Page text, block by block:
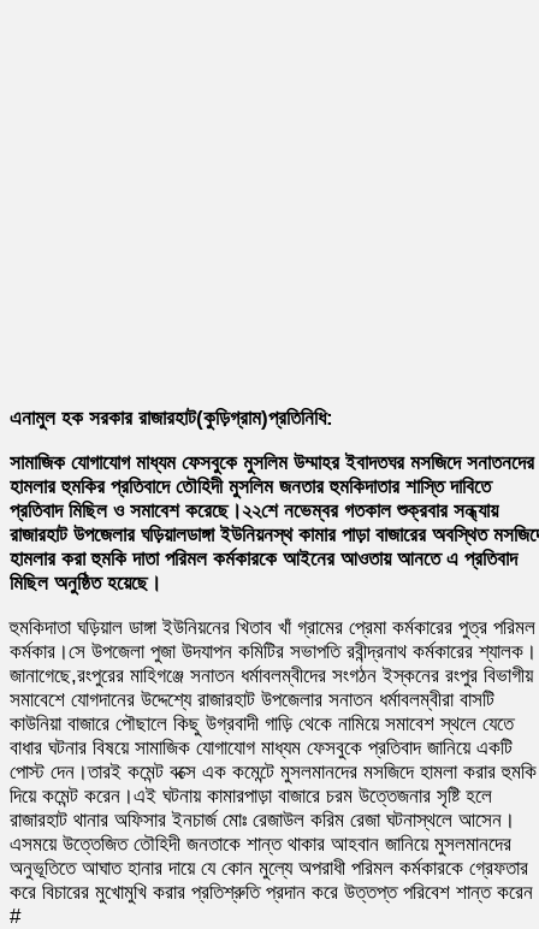
এনামুল হক সরকার রাজারহাট(কুড়িগ্রাম)প্রতিনিধি:
সামাজিক যোগাযোগ মাধ্যম ফেসবুকে মুসলিম উম্মাহর ইবাদতঘর মসজিদে সনাতনদের
হামলার হুমকির প্রতিবাদে তৌহিদী মুসলিম জনতার হুমকিদাতার শাস্তি দাবিতে
প্রতিবাদ মিছিল ও সমাবেশ করেছে।২২শে নভেম্বর গতকাল শুক্রবার সন্ধ্যায়
রাজারহাট উপজেলার ঘড়িয়ালডাঙ্গা ইউনিয়নস্থ কামার পাড়া বাজারের অবস্থিত
হামলার করা হুমকি দাতা পরিমল কর্মকারকে আইনের আওতায় আনতে এ প্রতিবাদ
মিছিল অনুষ্ঠিত হয়েছে।
হুমকিদাতা ঘড়িয়াল ডাঙ্গা ইউনিয়নের খিতাব খাঁ গ্রামের প্রেমা কর্মকারের পুত্র পরিমল
কর্মকার।সে উপজেলা পুজা উদযাপন কমিটির সভাপতি রবীন্দ্রনাথ কর্মকারের শ্যালক।
জানাগেছে,রংপুরের মাহিগঞ্জে সনাতন ধর্মাবলম্বীদের সংগঠন ইস্কনের রংপুর বিভাগীয়
সমাবেশে যোগদানের উদ্দেশ্যে রাজারহাট উপজেলার সনাতন ধর্মাবলম্বীরা বাসটি
কাউনিয়া বাজারে পৌছালে কিছু উগ্রবাদী গাড়ি থেকে নামিয়ে সমাবেশ স্থলে যেতে
বাধার ঘটনার বিষয়ে সামাজিক যোগাযোগ মাধ্যম ফেসবুকে প্রতিবাদ জানিয়ে একটি
পোস্ট দেন।তারই কমেন্ট বক্সে এক কমেন্টে মুসলমানদের মসজিদে হামলা করার হুমকি
দিয়ে কমেন্ট করেন।এই ঘটনায় কামারপাড়া বাজারে চরম উত্তেজনার সৃষ্টি হলে
রাজারহাট থানার অফিসার ইনচার্জ মোঃ রেজাউল করিম রেজা ঘটনাস্থলে আসেন।
এসময়ে উত্তেজিত তৌহিদী জনতাকে শান্ত থাকার আহবান জানিয়ে মুসলমানদের
অনুভূতিতে আঘাত হানার দায়ে যে কোন মুল্যে অপরাধী পরিমল কর্মকারকে গ্রেফতার
করে বিচারের মুখোমুখি করার প্রতিশ্রুতি প্রদান করে উত্তপ্ত পরিবেশ শান্ত
#